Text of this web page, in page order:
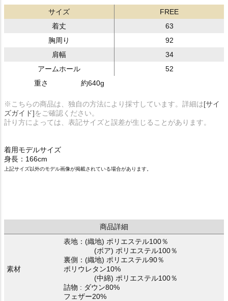
サイズ
FREE
着丈
63
胸周り
92
肩幅
34
アームホール
52
重さ
約640g
※こちらの商品は、独自の方法により採寸しています。詳細は[サイ
ズガイド]をご確認ください。
計り方によっては、表記サイズと誤差が生じることがあります。
着用モデルサイズ
身長：166cm
上記サイズ以外のモデル画像が掲載されている場合があります。
商品詳細
素材
表地：(織地) ポリエステル100％
(ボア) ポリエステル100％
裏側：(織地) ポリエステル90％
ポリウレタン10%
(中綿) ポリエステル100％
詰物 : ダウン80%
フェザー20%